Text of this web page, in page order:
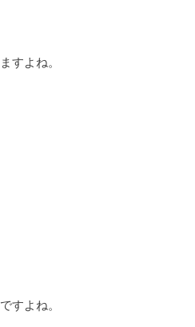
すよね。
すよね。